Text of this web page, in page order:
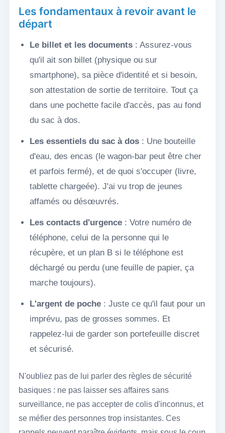
Les fondamentaux à revoir avant le
départ
Le billet et les documents: Assurez-vous
qu'il ait son billet (physique ou sur
smartphone), sa pièce d'identité et si besoin,
son attestation de sortie de territoire. Tout ça
dans une pochette facile d'accès, pas au fond
du sac à dos.
Les essentiels du sac à dos: Une bouteille
d'eau, des encas (le wagon-bar peut être cher
et parfois fermé), et de quoi s'occuper (livre,
tablette chargeée). J'ai vu trop de jeunes
affamés ou désœuvrés.
Les contacts d'urgence: Votre numéro de
téléphone, celui de la personne qui le
récupère, et un plan B si le téléphone est
déchargé ou perdu (une feuille de papier, ça
marche toujours).
L'argent de poche: Juste ce qu'il faut pour un
imprévu, pas de grosses sommes. Et
rappelez-lui de garder son portefeuille discret
et sécurisé.
N'oubliez pas de lui parler des règles de sécurité
basiques : ne pas laisser ses affaires sans
surveillance, ne pas accepter de colis d'inconnus, et
se méfier des personnes trop insistantes. Ces